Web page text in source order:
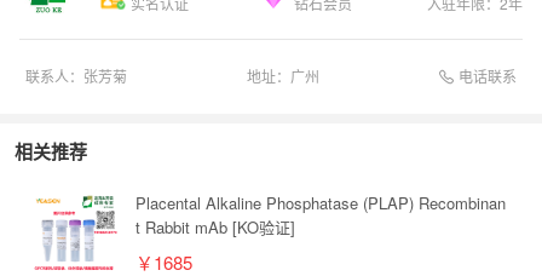
联系人： 张芳菊 地址： 广州 电话联系
相关推荐
Placental Alkaline Phosphatase (PLAP) Recombinan
t Rabbit mAb [KO验证]
￥1685